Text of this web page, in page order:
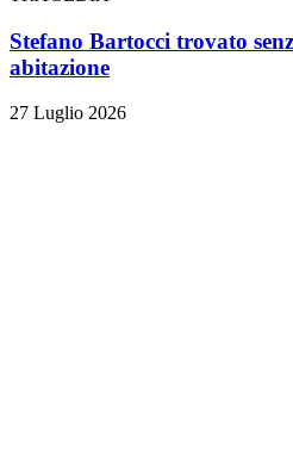
Stefano Bartocci trovato
abitazione
27 Luglio 2026